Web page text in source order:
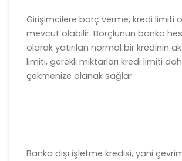
Girişimcilere borç verme, kredi limiti
mevcut olabilir. Borçlunun banka
olarak yatırılan normal bir kredinin
limiti, gerekli miktarları kredi limiti
çekmenize olanak sağlar.
Banka dışı işletme kredisi, yani